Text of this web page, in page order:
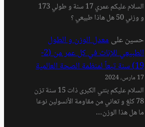
السلام عليكم عمري 17 سنة و طولي 173
و وزني 50 هل هاذا طبيعي ؟
حسينعلىمعدل الوزن و الطول
الطبيعي للإناث في كل عمر من (2-
19) سنة تبعاً لمنظمة الصحة العالمية
17 مارس، 2024
السلام عليكم بنتي الكبرى ذات 15 سنة تزن
78 كلغ و تعاني من مقاومة الأنسولين نوعا
ما هل هذا الوزن…